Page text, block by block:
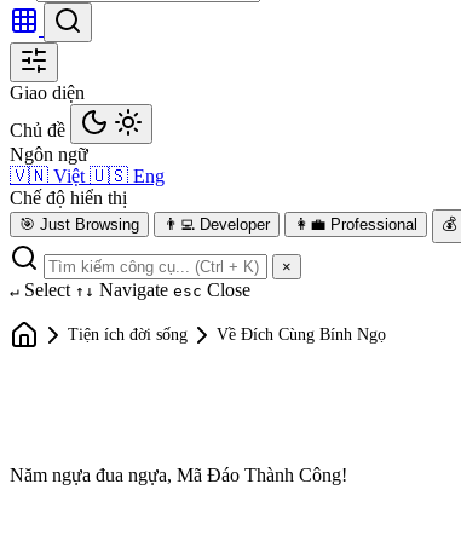
Giao diện
Chủ đề
Ngôn ngữ
🇻🇳 Việt 🇺🇸 Eng
Chế độ hiển thị
🎯 Just Browsing 👨‍💻 Developer 👩‍💼 Professional 💰
×
↵ Select ↑↓ Navigate esc Close
Tiện ích đời sống Về Đích Cùng Bính Ngọ
Năm ngựa đua ngựa, Mã Đáo Thành Công!